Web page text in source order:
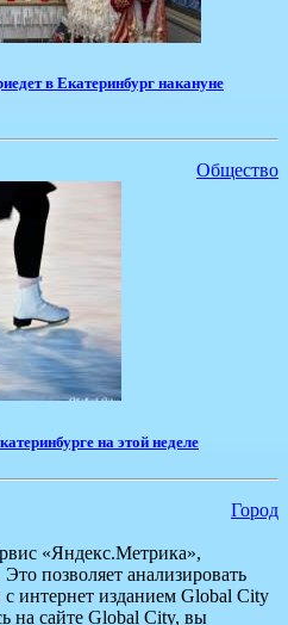
в Екатеринбург накануне
Общество
на этой неделе
Город
«Яндекс.Метрика»,
позволяет анализировать
с интернет изданием Global City
на сайте Global City, вы